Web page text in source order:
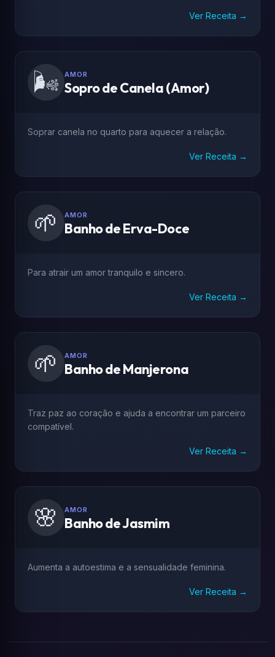
Ver Receita →
🌬️ AMOR
Sopro de Canela (Amor)
Soprar canela no quarto para aquecer a relação.
Ver Receita →
🌱 AMOR
Banho de Erva-Doce
Para atrair um amor tranquilo e sincero.
Ver Receita →
🌱 AMOR
Banho de Manjerona
Traz paz ao coração e ajuda a encontrar um parceiro
compatível.
Ver Receita →
🌸 AMOR
Banho de Jasmim
Aumenta a autoestima e a sensualidade feminina.
Ver Receita →